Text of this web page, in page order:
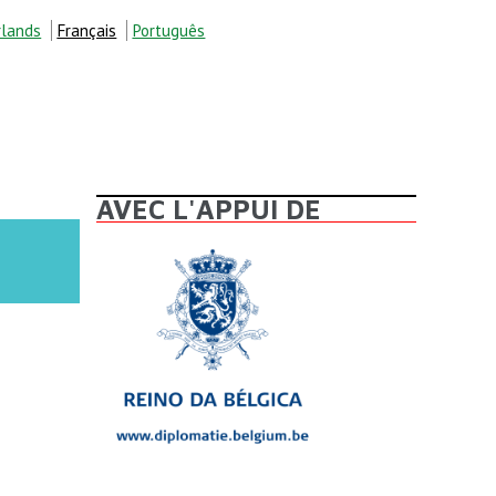
Français Português
AVEC L'APPUI DE